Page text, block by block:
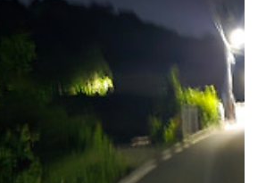
수료를 제공받습니다."도움된 정보였다면 하
인 하지 않아도 가능하며 여러분의 공감이 제